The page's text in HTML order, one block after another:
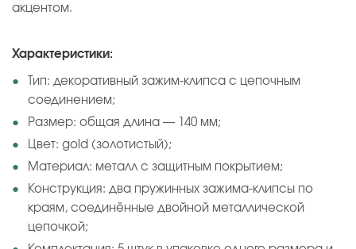
акцентом.
Характеристики:
Тип: декоративный зажим-клипса с цепочным
соединением;
Размер: общая длина — 140 мм;
Цвет: gold (золотистый);
Материал: металл с защитным покрытием;
Конструкция: два пружинных зажима-клипсы по
краям, соединённые двойной металлической
цепочкой;